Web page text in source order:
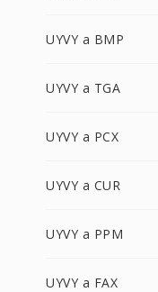
UYVY a BMP
UYVY a TGA
UYVY a PCX
UYVY a CUR
UYVY a PPM
UYVY a FAX